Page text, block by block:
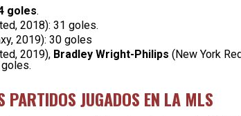
goles.
2018): 31 goles.
2019): 30 goles
2019), Bradley Wright-Philips (New York
PARTIDOS JUGADOS EN LA MLS